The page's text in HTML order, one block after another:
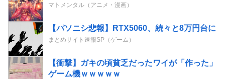
マトメンタル（アニメ・漫画）
【パソニシ悲報】RTX5060、続々と8万円台に
まとめサイト速報SP（ゲーム）
【衝撃】ガキの頃貧乏だったワイが「作った」
ゲーム機ｗｗｗｗｗ